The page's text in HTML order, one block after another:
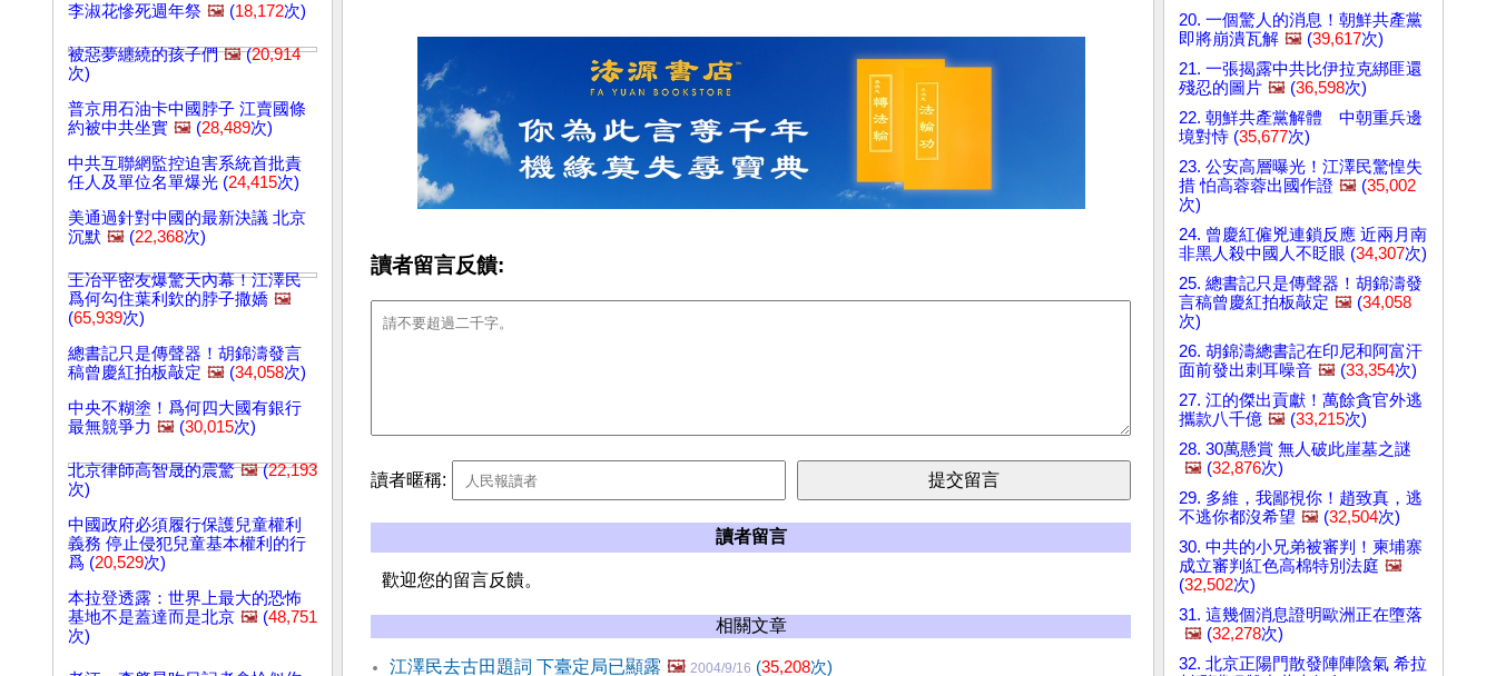
李淑花慘死週年祭 🖼️ (18,172次)
被惡夢纏繞的孩子們 🖼️(20,914
次)
普京用石油卡中國脖子 江賣國條
約被中共坐實 🖼️ (28,489次)
中共互聯網監控迫害系統首批責
任人及單位名單爆光 (24,415次)
美通過針對中國的最新決議 北京
沉默 🖼️ (22,368次)
王冶平密友爆驚天內幕！江澤民
爲何勾住葉利欽的脖子撒嬌 🖼️
(65,939次)
總書記只是傳聲器！胡錦濤發言
稿曾慶紅拍板敲定 🖼️ (34,058次)
中央不糊塗！爲何四大國有銀行
最無競爭力 🖼️ (30,015次)
北京律師高智晟的震驚 🖼️(22,193
次)
中國政府必須履行保護兒童權利
義務 停止侵犯兒童基本權利的行
爲 (20,529次)
本拉登透露：世界上最大的恐怖
基地不是蓋達而是北京 🖼️ (48,751
次)
讀者留言反饋:
讀者暱稱:
讀者留言
歡迎您的留言反饋。
相關文章
江澤民去古田題詞 下臺定局已顯露 🖼️ 2004/9/16 (35,208次)
20. 一個驚人的消息！朝鮮共產黨
即將崩潰瓦解 🖼️ (39,617次)
21. 一張揭露中共比伊拉克綁匪還
殘忍的圖片 🖼️ (36,598次)
22. 朝鮮共產黨解體 中朝重兵邊
境對恃 (35,677次)
23. 公安高層曝光！江澤民驚惶失
措 怕高蓉蓉出國作證 🖼️ (35,002
次)
24. 曾慶紅僱兇連鎖反應 近兩月南
非黑人殺中國人不眨眼 (34,307次)
25. 總書記只是傳聲器！胡錦濤發
言稿曾慶紅拍板敲定 🖼️ (34,058
次)
26. 胡錦濤總書記在印尼和阿富汗
面前發出刺耳噪音 🖼️ (33,354次)
27. 江的傑出貢獻！萬餘貪官外逃
攜款八千億 🖼️ (33,215次)
28. 30萬懸賞 無人破此崖墓之謎
🖼️ (32,876次)
29. 多維，我鄙視你！趙致真，逃
不逃你都沒希望 🖼️ (32,504次)
30. 中共的小兄弟被審判！柬埔寨
成立審判紅色高棉特別法庭 🖼️
(32,502次)
31. 這幾個消息證明歐洲正在墮落
🖼️ (32,278次)
32. 北京正陽門散發陣陣陰氣 希拉